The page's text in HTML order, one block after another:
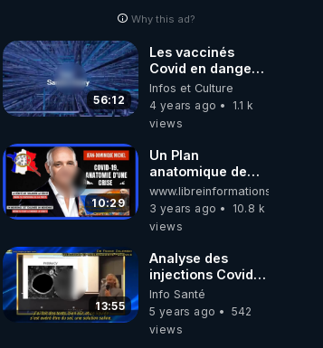
Why this ad?
56:12
Les vaccinés
Covid en danger !
- Patrick Jaulent
et Jacky Cassou
Infos et Culture
4 years ago
1.1 k
views
10:29
Un Plan
anatomique de
Dépopulation qui
ne fait plus aucun
do
www.libreinformations.be
3 years ago
10.8 k
views
13:55
Analyse des
injections Covid-
19 par le Dr. Franc
Zalewski
Info Santé
5 years ago
542
views